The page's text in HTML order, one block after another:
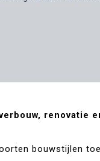
renovatie
bouwstijlen